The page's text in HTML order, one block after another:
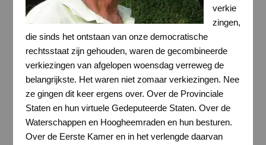
verkie
zingen,
die sinds het ontstaan van onze democratische
rechtsstaat zijn gehouden, waren de gecombineerde
verkiezingen van afgelopen woensdag verreweg de
belangrijkste. Het waren niet zomaar verkiezingen. Nee
ze gingen dit keer ergens over. Over de Provinciale
Staten en hun virtuele Gedeputeerde Staten. Over de
Waterschappen en Hoogheemraden en hun besturen.
Over de Eerste Kamer en in het verlengde daarvan